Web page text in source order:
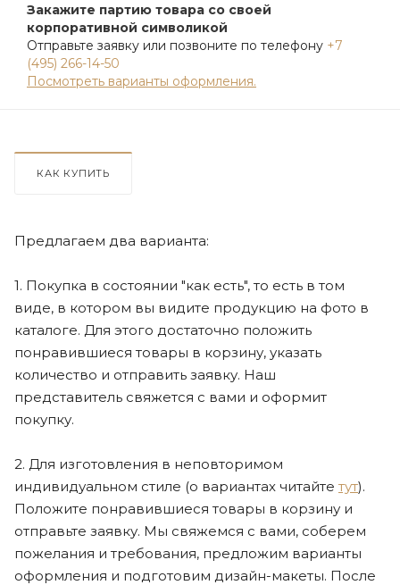
Закажите партию товара со своей
корпоративной символикой
Отправьте заявку или позвоните по телефону +7
(495) 266-14-50
Посмотреть варианты оформления.
КАК КУПИТЬ
Предлагаем два варианта:
1. Покупка в состоянии "как есть", то есть в том
виде, в котором вы видите продукцию на фото в
каталоге. Для этого достаточно положить
понравившиеся товары в корзину, указать
количество и отправить заявку. Наш
представитель свяжется с вами и оформит
покупку.
2. Для изготовления в неповторимом
индивидуальном стиле (о вариантах читайте тут).
Положите понравившиеся товары в корзину и
отправьте заявку. Мы свяжемся с вами, соберем
пожелания и требования, предложим варианты
оформления и подготовим дизайн-макеты. После